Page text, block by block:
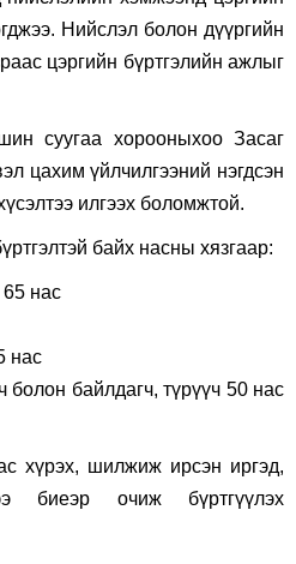
Нийслэл болон дүүргийн
цэргийн бүртгэлийн ажлыг
суугаа хорооныхоо Засаг
цахим үйлчилгээний нэгдсэн
илгээх боломжтой.
байх насны хязгаар:
нас
нас
болон байлдагч, түрүүч 50 нас
хүрэх, шилжиж ирсэн иргэд,
биеэр очиж бүртгүүлэх